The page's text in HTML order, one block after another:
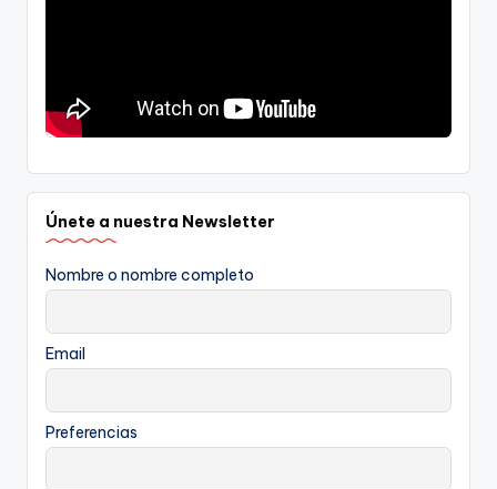
Únete a nuestra Newsletter
Nombre o nombre completo
Email
Preferencias